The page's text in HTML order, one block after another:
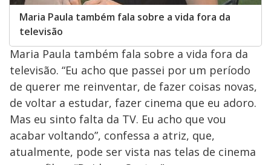
Maria Paula também fala sobre a vida fora da
televisão
Maria Paula também fala sobre a vida fora da
televisão. “Eu acho que passei por um período
de querer me reinventar, de fazer coisas novas,
de voltar a estudar, fazer cinema que eu adoro.
Mas eu sinto falta da TV. Eu acho que vou
acabar voltando”, confessa a atriz, que,
atualmente, pode ser vista nas telas de cinema